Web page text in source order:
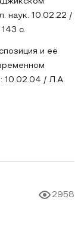
наук. 10.02.22 /
с.
и её
10.02.04 / Л.А.
2958